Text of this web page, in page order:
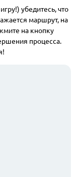
убедитесь, что
маршрут, на
на кнопку
процесса.